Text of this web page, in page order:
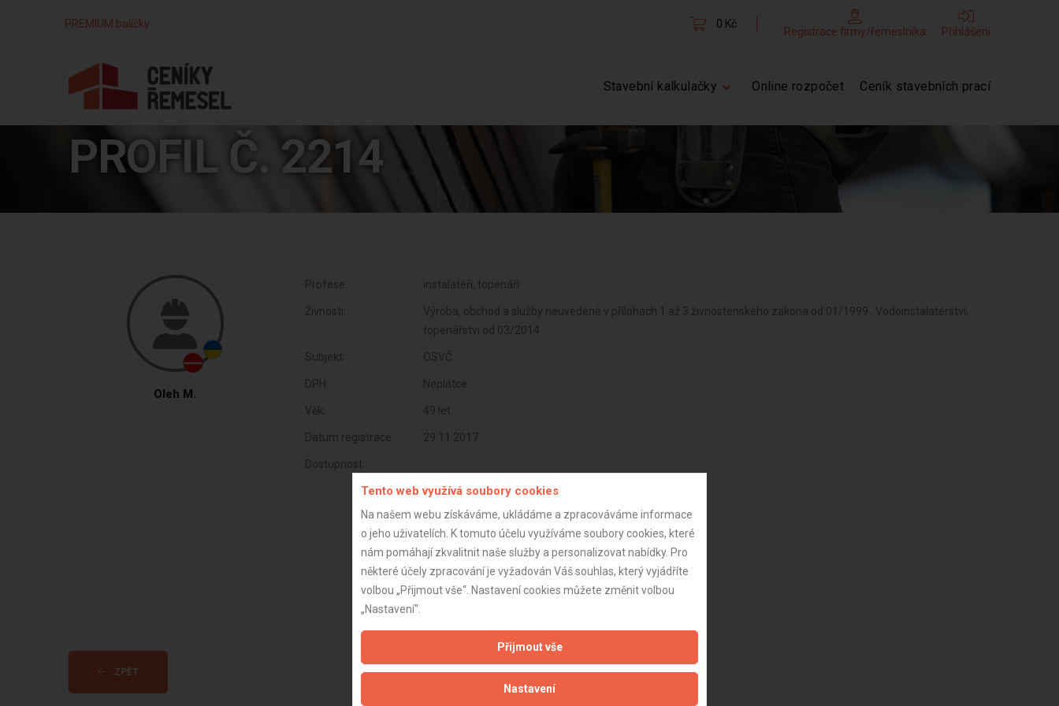
PREMIUM balíčky 0 Kč
Registrace firmy/řemeslníka Přihlášení
Stavební kalkulačky Online rozpočet Ceník stavebních prací
PROFIL Č. 2214
Oleh M.
Profese: instalatéři, topenáři
Živnosti:
Výroba, obchod a služby neuvedené v přílohách 1 až 3 živnostenského zákona od 01/1999 , Vodoinstalatérství,
topenářství od 03/2014
Subjekt: OSVČ
DPH: Neplátce
Věk: 49 let
Datum registrace: 29.11.2017
Dostupnost:
ZPĚT Aktualizováno z portálu ARES dne 02.01.2024 02:15:10
Tento web využívá soubory cookies
Na našem webu získáváme, ukládáme a zpracováváme informace
o jeho uživatelích. K tomuto účelu využíváme soubory cookies, které
nám pomáhají zkvalitnit naše služby a personalizovat nabídky. Pro
některé účely zpracování je vyžadován Váš souhlas, který vyjádříte
volbou „Přijmout vše“. Nastavení cookies můžete změnit volbou
„Nastavení“.
Přijmout vše
Nastavení